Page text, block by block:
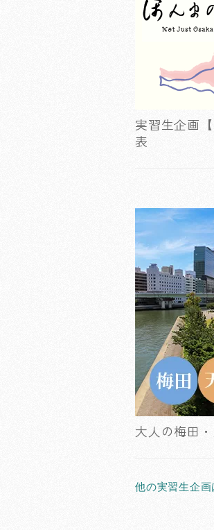
実習生企画
表
大人の梅田
他の実習生企画